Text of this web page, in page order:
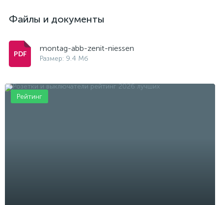
Файлы и документы
montag-abb-zenit-niessen
Размер: 9.4 Мб
Рейтинг